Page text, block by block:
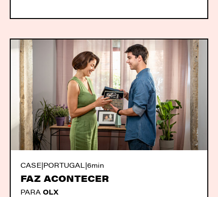
CASE|PORTUGAL |6min
FAZ ACONTECER
PARA OLX